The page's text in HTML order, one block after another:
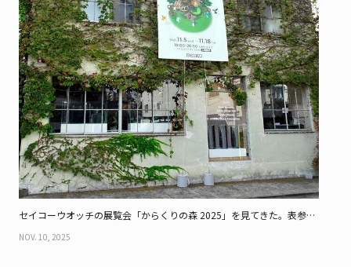
セイコーウオッチの展覧会「からくりの森 2025」を見てきた。表参道
NOV. 10, 2025